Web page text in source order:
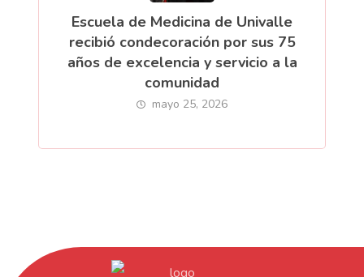
Escuela de Medicina de Univalle
recibió condecoración por sus 75
años de excelencia y servicio a la
comunidad
mayo 25, 2026